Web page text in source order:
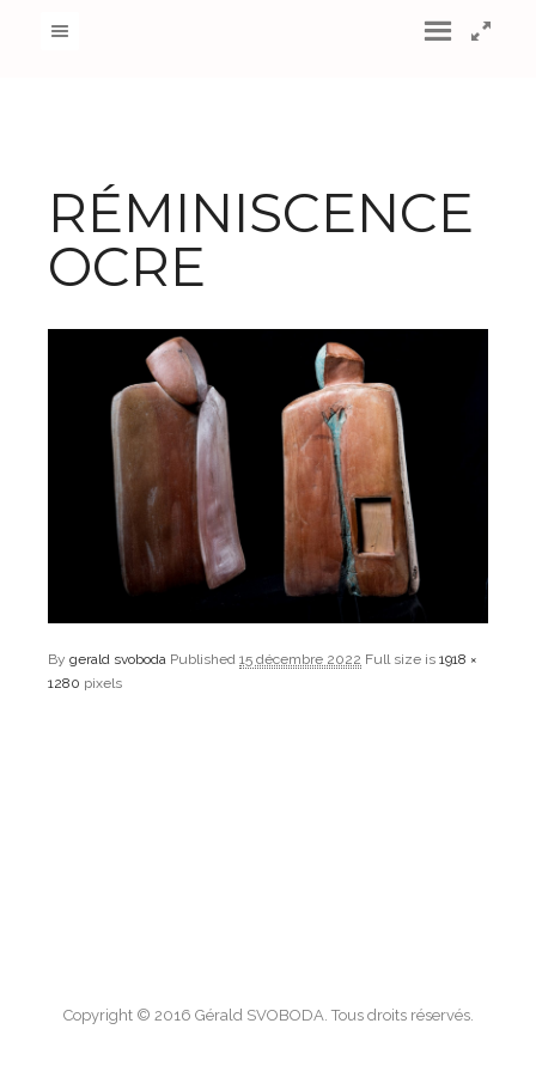
RÉMINISCENCE
OCRE
By gerald svoboda Published 15 décembre 2022 Full size is 1918 ×
1280 pixels
Copyright © 2016 Gérald SVOBODA. Tous droits réservés.